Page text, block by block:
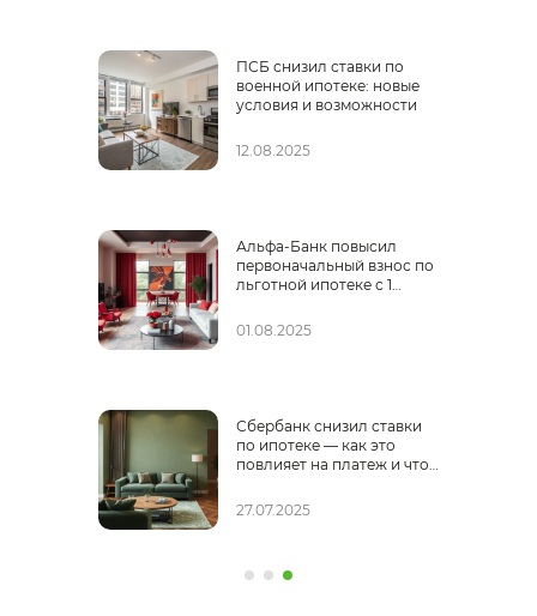
ПСБ снизил ставки по
военной ипотеке: новые
условия и возможности
12.08.2025
Альфа-Банк повысил
первоначальный взнос по
льготной ипотеке с 1
01.08.2025
Сбербанк снизил ставки
по ипотеке — как это
повлияет на платеж и что
27.07.2025